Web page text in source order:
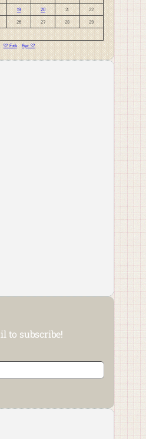
19 20 21 22
26 27 28 29
« Feb
Apr »
to subscribe!